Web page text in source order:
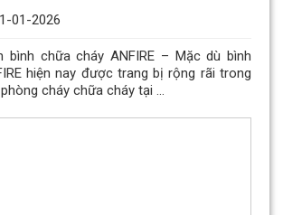
01-2026
bình chữa cháy ANFIRE – Mặc dù bình
hiện nay được trang bị rộng rãi trong
cháy chữa cháy tại ...